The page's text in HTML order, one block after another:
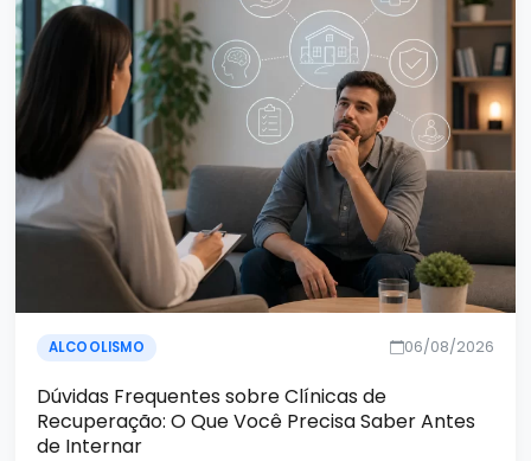
ALCOOLISMO 06/08/2026
Dúvidas Frequentes sobre Clínicas de
Recuperação: O Que Você Precisa Saber Antes
de Internar